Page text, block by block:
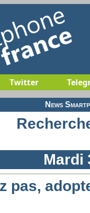
Twitter
News
Mardi
pas,